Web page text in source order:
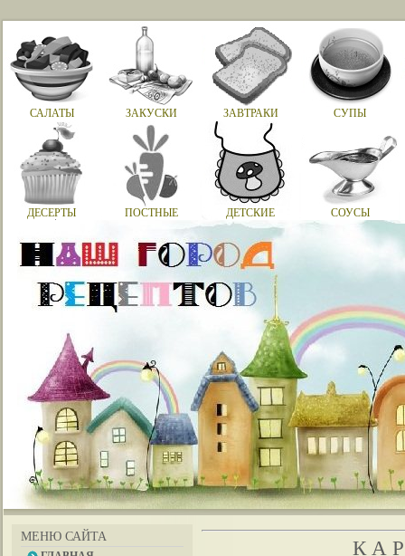
САЛАТЫ ЗАКУСКИ ЗАВТРАКИ СУПЫ
ДЕСЕРТЫ ПОСТНЫЕ ДЕТСКИЕ СОУСЫ
МЕНЮ САЙТА
К А